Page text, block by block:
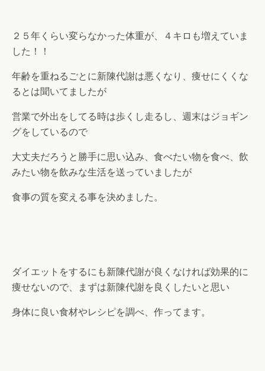
２５年くらい変らなかった体重が、４キロも増えていま
した！！
年齢を重ねるごとに新陳代謝は悪くなり、痩せにくくな
るとは聞いてましたが
営業で外出をしてる時は歩くし走るし、週末はジョギン
グをしているので
大丈夫だろうと勝手に思い込み、食べたい物を食べ、飲
みたい物を飲みな生活を送っていましたが
食事の質を変える事を決めました。
ダイエットをするにも新陳代謝が良くなければ効果的に
痩せないので、まずは新陳代謝を良くしたいと思い
身体に良い食材やレシピを調べ、作ってます。